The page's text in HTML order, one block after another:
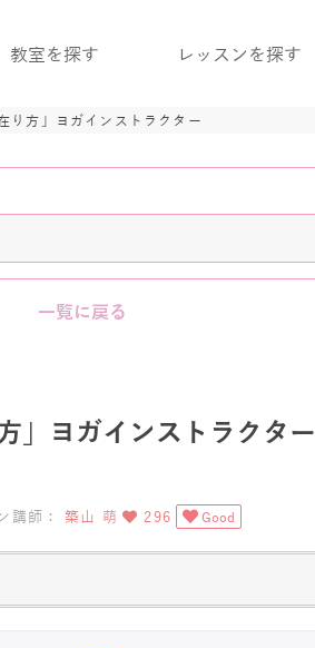
教室を探す レッスンを探す
り方」ヨガインストラクター
一覧に戻る
」ヨガインストラクター
講師： 築山 萌 296 Good